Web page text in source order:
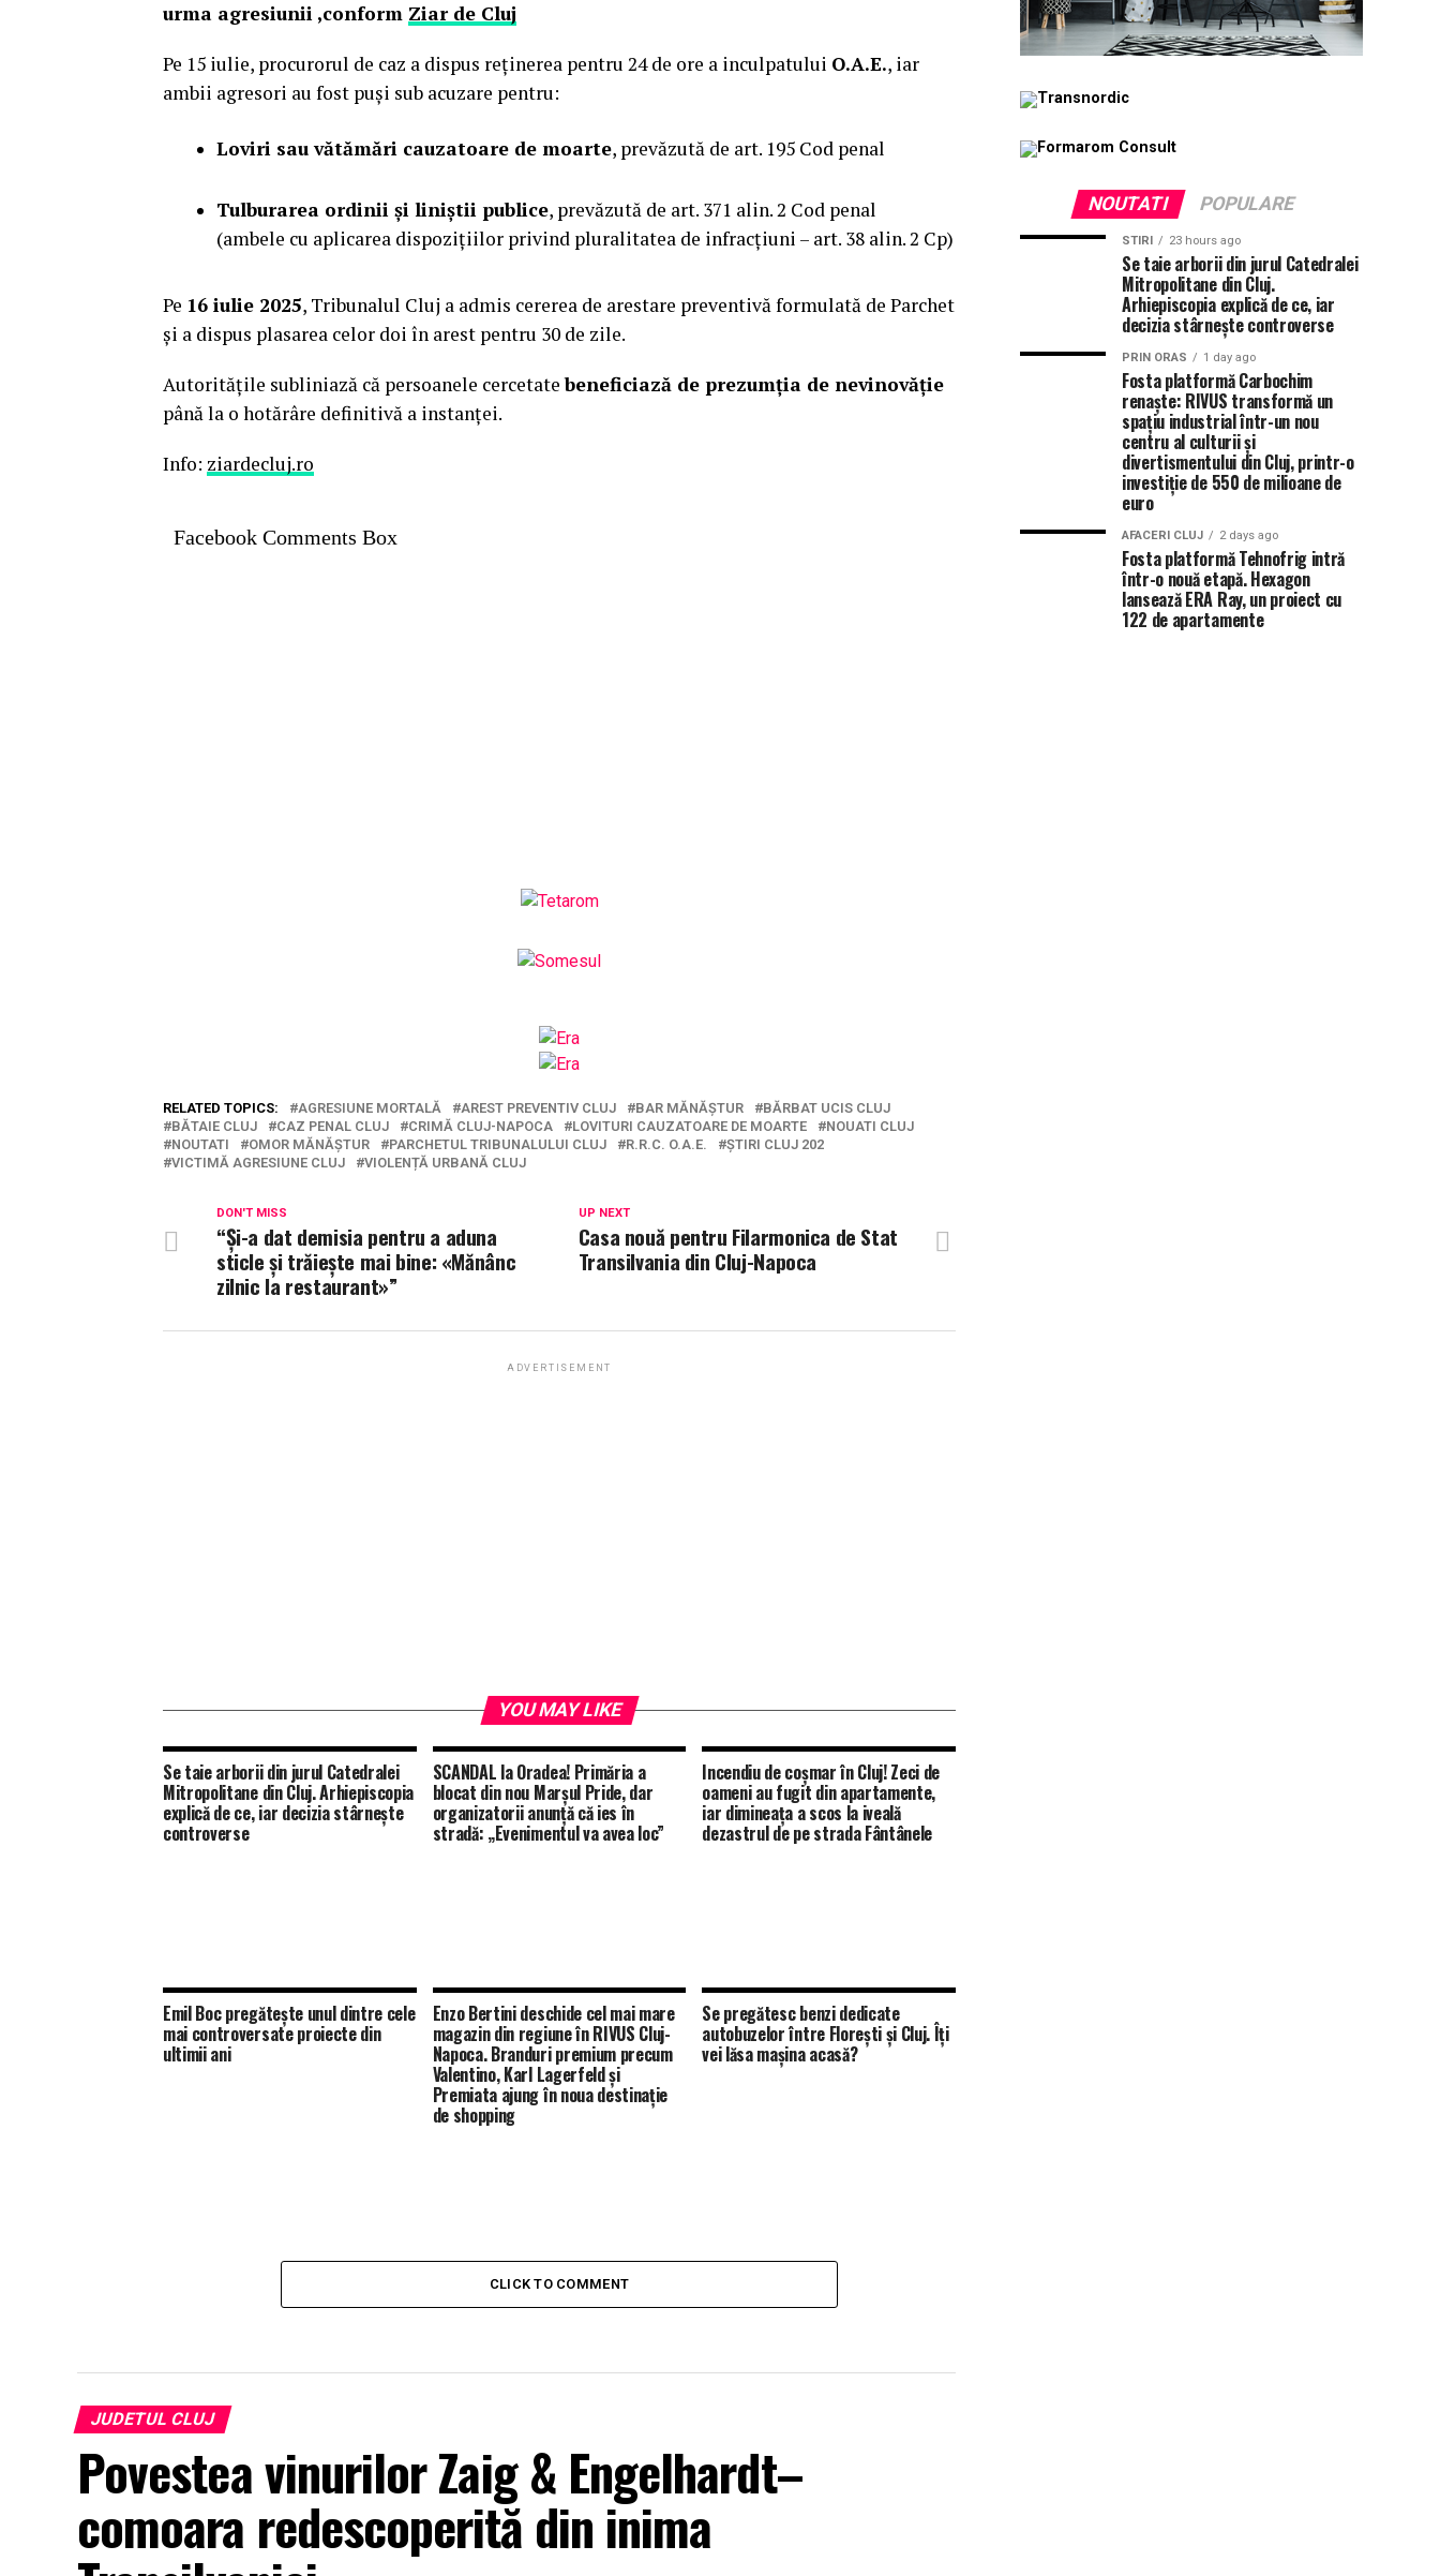
urma agresiunii ,conform Ziar de Cluj
Pe 15 iulie, procurorul de caz a dispus reținerea pentru 24 de ore a inculpatului O.A.E., iar
ambii agresori au fost puși sub acuzare pentru:
Loviri sau vătămări cauzatoare de moarte, prevăzută de art. 195 Cod penal
Tulburarea ordinii și liniștii publice, prevăzută de art. 371 alin. 2 Cod penal
(ambele cu aplicarea dispozițiilor privind pluralitatea de infracțiuni – art. 38 alin. 2 Cp)
Pe 16 iulie 2025, Tribunalul Cluj a admis cererea de arestare preventivă formulată de Parchet
și a dispus plasarea celor doi în arest pentru 30 de zile.
Autoritățile subliniază că persoanele cercetatebeneficiază de prezumția de nevinovăție
până la o hotărâre definitivă a instanței.
Info: ziardecluj.ro
Facebook Comments Box
RELATED TOPICS: AGRESIUNE MORTALĂ AREST PREVENTIV CLUJ BAR MĂNĂȘTUR
BĂRBAT UCIS CLUJ
BĂTAIE CLUJ
CAZ PENAL CLUJ CRIMĂ CLUJ-NAPOCA LOVITURI CAUZATOARE DE MOARTE
NOUATI CLUJ
NOUTATI
OMOR MĂNĂȘTUR PARCHETUL TRIBUNALULUI CLUJ R.R.C. O.A.E.
ȘTIRI CLUJ 202
VICTIMĂ AGRESIUNE CLUJ
VIOLENȚĂ URBANĂ CLUJ
UP NEXT
Casa nouă pentru Filarmonica de Stat
Transilvania din Cluj-Napoca
DON'T MISS
“Și-a dat demisia pentru a aduna
sticle și trăiește mai bine: «Mănânc
zilnic la restaurant»”
ADVERTISEMENT
YOU MAY LIKE
Se taie arborii din jurul Catedralei
Mitropolitane din Cluj. Arhiepiscopia
explică de ce, iar decizia stârnește
controverse
SCANDAL la Oradea! Primăria a
blocat din nou Marșul Pride, dar
organizatorii anunță că ies în
stradă: „Evenimentul va avea loc”
Incendiu de coșmar în Cluj! Zeci de
oameni au fugit din apartamente,
iar dimineața a scos la iveală
dezastrul de pe strada Fântânele
Emil Boc pregătește unul dintre cele
mai controversate proiecte din
ultimii ani
Enzo Bertini deschide cel mai mare
magazin din regiune în RIVUS Cluj-
Napoca. Branduri premium precum
Valentino, Karl Lagerfeld și
Premiata ajung în noua destinație
de shopping
Se pregătesc benzi dedicate
autobuzelor între Florești și Cluj. Îți
vei lăsa mașina acasă?
CLICK TO COMMENT
JUDETUL CLUJ
Povestea vinurilor Zaig & Engelhardt–
comoara redescoperită din inima
NOUTATI POPULARE
STIRI 23 hours ago
Se taie arborii din jurul Catedralei
Mitropolitane din Cluj.
Arhiepiscopia explică de ce, iar
decizia stârnește controverse
PRIN ORAS 1 day ago
Fosta platformă Carbochim
renaște: RIVUS transformă un
spațiu industrial într-un nou
centru al culturii și
divertismentului din Cluj, printr-o
investiție de 550 de milioane de
euro
AFACERI CLUJ 2 days ago
Fosta platformă Tehnofrig intră
într-o nouă etapă. Hexagon
lansează ERA Ray, un proiect cu
122 de apartamente